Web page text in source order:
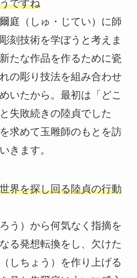
ですね
庭（しゅ・じてい）に師
刻技術を学ぼうと考えま
たな作品を作るために瓷
の彫り技法を組み合わせ
いたから。最初は「どこ
失敗続きの陸貞でした
求めて玉雕師のもとを訪
きます。
界を探し回る陸貞の行動
う）から何気なく指摘を
る発想転換をし、欠けた
しちょう）を作り上げる